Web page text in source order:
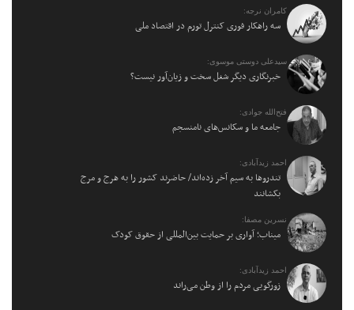
کامران نرجه:
سه راهکار فوری کنترل تورم در اقتصاد ملی
سیدعلی دوستی موسوی:
خبرنگاری دیگر شغل سخت و زیان‌آور نیست؟
فتح‌الله جوادی:
جامعه ما و سکانس‌های نامنسجم
احمد زیدآبادی:
تندروها به سیم آخر زده‌اند/ حاضرند کشور را به هرج و مرج
بکشانند
نسرین مصفا:
میناب؛ آواری بر حمایت بین‌المللی از حقوق کودک
احمد زیدآبادی:
زورگویی مردم را از وطن می‌راند